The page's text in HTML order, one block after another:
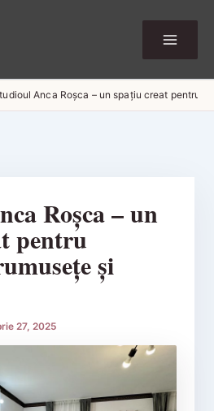
Anca Roșca – un spațiu creat pentru
Roșca – un
pentru
și
27, 2025